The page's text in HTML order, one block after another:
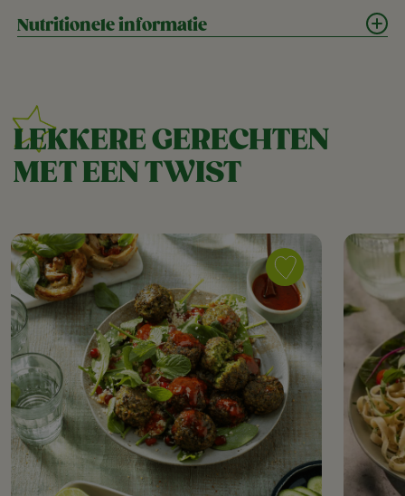
Nutritionele informatie
LEKKERE GERECHTEN
MET EEN TWIST
Save
recipe
Quinoa
Salade
met
Falafel
Spinazie
as
favorite